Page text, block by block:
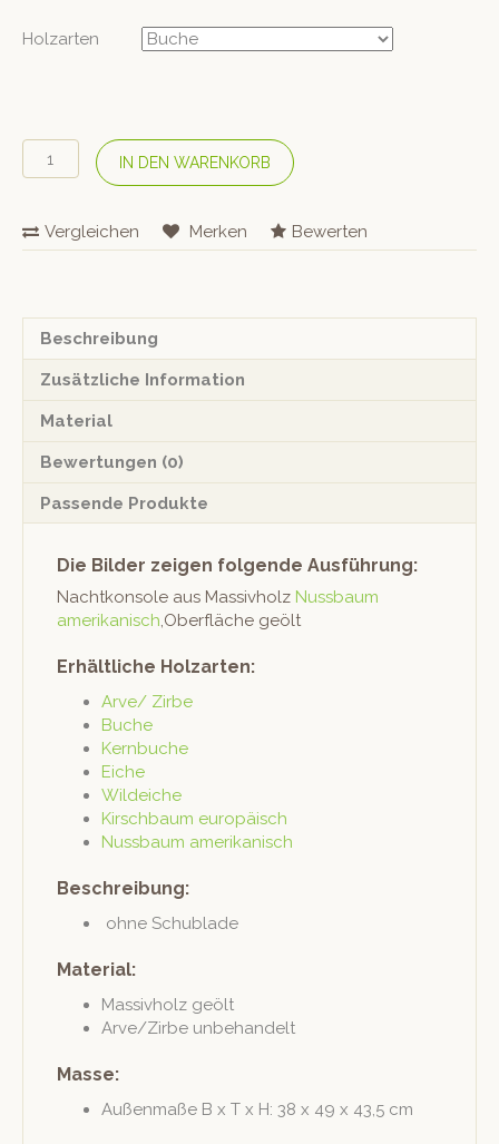
Holzarten
DORMIENTE
Nachttisch
Menge
IN DEN WARENKORB
Vergleichen Merken Bewerten
Beschreibung
Zusätzliche Information
Material
Bewertungen (0)
Passende Produkte
Die Bilder zeigen folgende Ausführung:
Nachtkon­sole aus Mas­sivholz Nuss­baum
amerikanisch,Ober­fläche geölt
Erhältliche Holzarten:
Arve/ Zirbe
Buche
Kern­buche
Eiche
Wilde­iche
Kirschbaum europäisch
Nuss­baum amerikanisch
Beschreibung:
ohne Schublade
Material:
Mas­sivholz geölt
Arve/Zirbe unbe­han­delt
Masse:
Außen­maße B x T x H: 38 x 49 x 43,5 cm